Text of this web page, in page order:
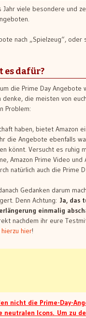
Jahr viele besondere und
nach „Spielzeug“, oder
es dafür?
die Prime Day Angebote
denke, die meisten von
Problem:
haben, bietet Amazon
die Angebote ebenfalls
könnt. Versucht es ruhig
Amazon Prime Video und
natürlich auch die Prime
Gedanken darum
Denn Achtung: Ja, das
einmalig
nachdem ihr eure
hier!
nicht die Prime-Day-
Icons. Um zu